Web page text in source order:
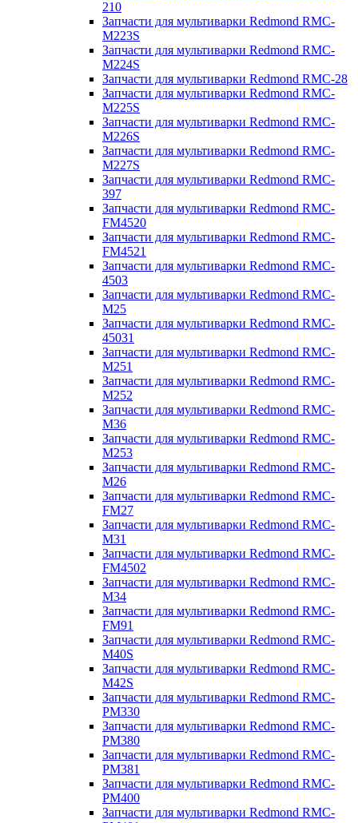
210
Запчасти для мультиварки Redmond RMC-
M223S
Запчасти для мультиварки Redmond RMC-
M224S
Запчасти для мультиварки Redmond RMC-28
Запчасти для мультиварки Redmond RMC-
M225S
Запчасти для мультиварки Redmond RMC-
M226S
Запчасти для мультиварки Redmond RMC-
M227S
Запчасти для мультиварки Redmond RMC-
397
Запчасти для мультиварки Redmond RMC-
FM4520
Запчасти для мультиварки Redmond RMC-
FM4521
Запчасти для мультиварки Redmond RMC-
4503
Запчасти для мультиварки Redmond RMC-
M25
Запчасти для мультиварки Redmond RMC-
45031
Запчасти для мультиварки Redmond RMC-
M251
Запчасти для мультиварки Redmond RMC-
M252
Запчасти для мультиварки Redmond RMC-
M36
Запчасти для мультиварки Redmond RMC-
M253
Запчасти для мультиварки Redmond RMC-
M26
Запчасти для мультиварки Redmond RMC-
FM27
Запчасти для мультиварки Redmond RMC-
M31
Запчасти для мультиварки Redmond RMC-
FM4502
Запчасти для мультиварки Redmond RMC-
M34
Запчасти для мультиварки Redmond RMC-
FM91
Запчасти для мультиварки Redmond RMC-
M40S
Запчасти для мультиварки Redmond RMC-
M42S
Запчасти для мультиварки Redmond RMC-
PM330
Запчасти для мультиварки Redmond RMC-
PM380
Запчасти для мультиварки Redmond RMC-
PM381
Запчасти для мультиварки Redmond RMC-
PM400
Запчасти для мультиварки Redmond RMC-